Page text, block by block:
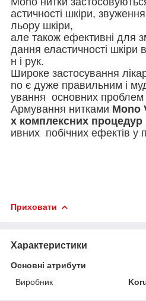
астичності шкіри,
льору шкіри,
але також ефективні для
дання еластичності шкіри
н і рук.
Широке застосування
no є дуже правильним і
ування основних проблем
Армування нитками Mono
х комплексних процедур
ивних побічних ефектів у
Приховати
Характеристики
Основні атрибути
Виробник